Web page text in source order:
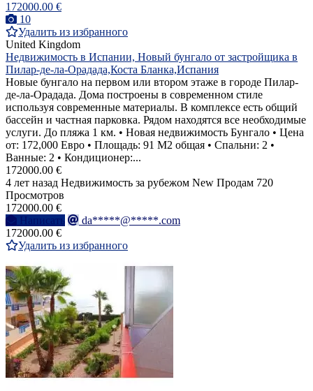
172000.00 €
10
Удалить из избранного
United Kingdom
Недвижимость в Испании, Новый бунгало от застройщика в
Пилар-де-ла-Орадада,Коста Бланка,Испания
Новые бунгало на первом или втором этаже в городе Пилар-
де-ла-Орадада. Дома построены в современном стиле
используя современные материалы. В комплексе есть общий
бассейн и частная парковка. Рядом находятся все необходимые
услуги. До пляжа 1 км. • Новая недвижимость Бунгало • Цена
от: 172,000 Евро • Площадь: 91 M2 общая • Спальни: 2 •
Ванные: 2 • Кондиционер:...
172000.00 €
4 лет назад Недвижимость за рубежом New Продам 720
Просмотров
172000.00 €
Написать
da*****@*****.com
172000.00 €
Удалить из избранного